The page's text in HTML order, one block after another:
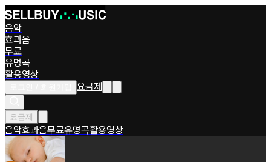
음악
효과음
무료
유명곡
활용영상
요금제
요금제
음악효과음무료유명곡활용영상